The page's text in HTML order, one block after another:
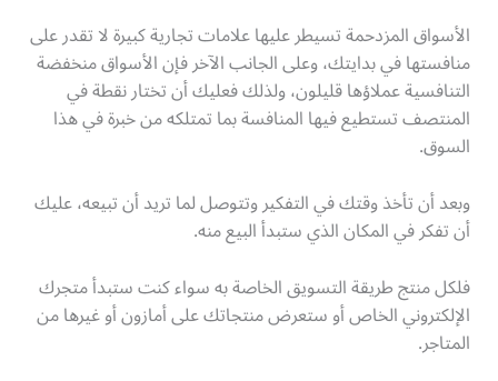
الأسواق المزدحمة تسيطر عليها علامات تجارية كبيرة لا تقدر على
منافستها في بدايتك، وعلى الجانب الآخر فإن الأسواق منخفضة
التنافسية عملاؤها قليلون، ولذلك فعليك أن تختار نقطة في
المنتصف تستطيع فيها المنافسة بما تمتلكه من خبرة في هذا
السوق.
وبعد أن تأخذ وقتك في التفكير وتتوصل لما تريد أن تبيعه، عليك
أن تفكر في المكان الذي ستبدأ البيع منه.
فلكل منتج طريقة التسويق الخاصة به سواء كنت ستبدأ متجرك
الإلكتروني الخاص أو ستعرض منتجاتك على أمازون أو غيرها من
المتاجر.